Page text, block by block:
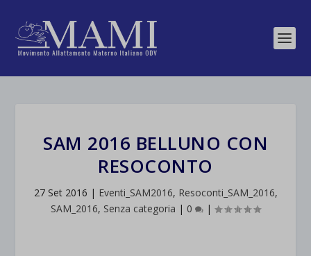
SAM 2016 BELLUNO CON
RESOCONTO
27 Set 2016 | Eventi_SAM2016, Resoconti_SAM_2016,
SAM_2016, Senza categoria | 0 |